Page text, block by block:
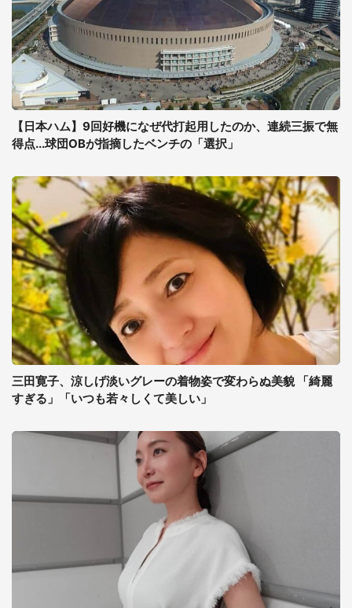
【日本ハム】9回好機になぜ代打起用したのか、連続三振で無
得点...球団OBが指摘したベンチの「選択」
三田寛子、涼しげ淡いグレーの着物姿で変わらぬ美貌 「綺麗
すぎる」「いつも若々しくて美しい」